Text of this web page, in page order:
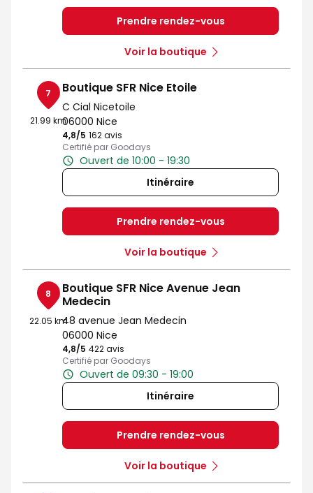
Prendre rendez-vous
Voir la boutique
7
21.99 km
Boutique SFR Nice Etoile
C Cial Nicetoile
06000 Nice
4,8/5 Note de 4.8 sur 5
162 avis
Certifié par Goodays
Ouvert de 10:00 - 19:30
Itinéraire
Prendre rendez-vous
Voir la boutique
8
22.05 km
Boutique SFR Nice Avenue Jean
Medecin
48 avenue Jean Medecin
06000 Nice
4,8/5 Note de 4.8 sur 5
422 avis
Certifié par Goodays
Ouvert de 09:30 - 19:00
Itinéraire
Prendre rendez-vous
Voir la boutique